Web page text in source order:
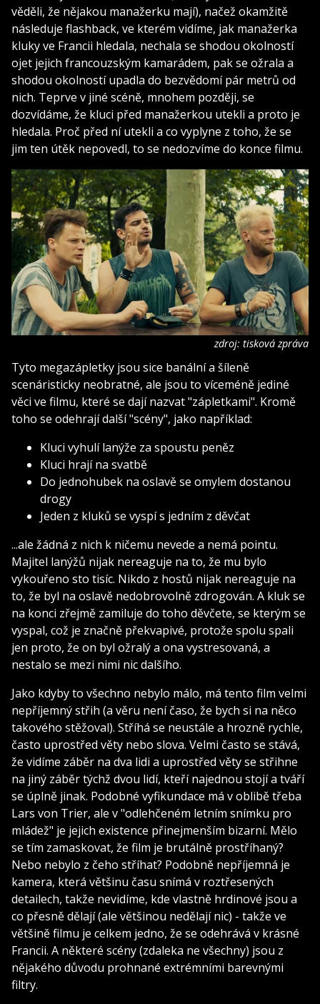
věděli, že nějakou manažerku mají), načež okamžitě
následuje flashback, ve kterém vidíme, jak manažerka
kluky ve Francii hledala, nechala se shodou okolností
ojet jejich francouzským kamarádem, pak se ožrala a
shodou okolností upadla do bezvědomí pár metrů od
nich. Teprve v jiné scéně, mnohem později, se
dozvídáme, že kluci před manažerkou utekli a proto je
hledala. Proč před ní utekli a co vyplyne z toho, že se
jim ten útěk nepovedl, to se nedozvíme do konce filmu.
zdroj: tisková zpráva
Tyto megazápletky jsou sice banální a šíleně
scenáristicky neobratné, ale jsou to víceméně jediné
věci ve filmu, které se dají nazvat "zápletkami". Kromě
toho se odehrají další "scény", jako například:
Kluci vyhulí lanýže za spoustu peněz
Kluci hrají na svatbě
Do jednohubek na oslavě se omylem dostanou
drogy
Jeden z kluků se vyspí s jedním z děvčat
...ale žádná z nich k ničemu nevede a nemá pointu.
Majitel lanýžů nijak nereaguje na to, že mu bylo
vykouřeno sto tisíc. Nikdo z hostů nijak nereaguje na
to, že byl na oslavě nedobrovolně zdrogován. A kluk se
na konci zřejmě zamiluje do toho děvčete, se kterým se
vyspal, což je značně překvapivé, protože spolu spali
jen proto, že on byl ožralý a ona vystresovaná, a
nestalo se mezi nimi nic dalšího.
Jako kdyby to všechno nebylo málo, má tento film velmi
nepříjemný střih (a věru není časo, že bych si na něco
takového stěžoval). Stříhá se neustále a hrozně rychle,
často uprostřed věty nebo slova. Velmi často se stává,
že vidíme záběr na dva lidi a uprostřed věty se střihne
na jiný záběr týchž dvou lidí, kteří najednou stojí a tváří
se úplně jinak. Podobné vyfikundace má v oblibě třeba
Lars von Trier, ale v "odlehčeném letním snímku pro
mládež" je jejich existence přinejmenším bizarní. Mělo
se tím zamaskovat, že film je brutálně prostříhaný?
Nebo nebylo z čeho stříhat? Podobně nepříjemná je
kamera, která většinu času snímá v roztřesených
detailech, takže nevidíme, kde vlastně hrdinové jsou a
co přesně dělají (ale většinou nedělají nic) - takže ve
většině filmu je celkem jedno, že se odehrává v krásné
Francii. A některé scény (zdaleka ne všechny) jsou z
nějakého důvodu prohnané extrémními barevnými
filtry.